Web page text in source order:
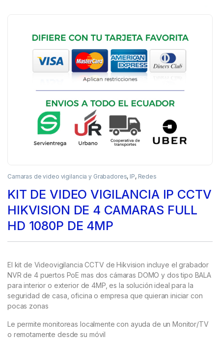
Camaras de video vigilancia y Grabadores, IP, Redes
KIT DE VIDEO VIGILANCIA IP CCTV
HIKVISION DE 4 CAMARAS FULL
HD 1080P DE 4MP
El kit de Videovigilancia CCTV de Hikvision incluye el grabador
NVR de 4 puertos PoE mas dos cámaras DOMO y dos tipo BALA
para interior o exterior de 4MP, es la solución ideal para la
seguridad de casa, oficina o empresa que quieran iniciar con
pocas zonas
Le permite monitoreas localmente con ayuda de un Monitor/TV
o remotamente desde su móvil